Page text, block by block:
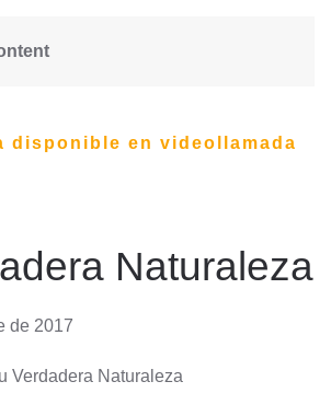
disponible en videollamada
Naturaleza
de 2017
Verdadera Naturaleza